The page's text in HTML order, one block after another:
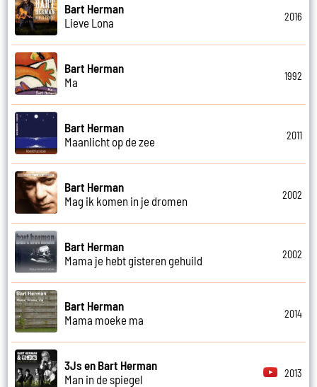
Bart Herman
Lieve Lona
2016
Bart Herman
Ma
1992
Bart Herman
Maanlicht op de zee
2011
Bart Herman
Mag ik komen in je dromen
2002
Bart Herman
Mama je hebt gisteren gehuild
2002
Bart Herman
Mama moeke ma
2014
3Js en Bart Herman
Man in de spiegel
2013